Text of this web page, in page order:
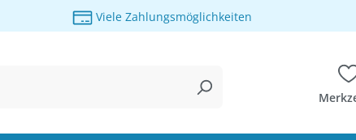
Viele Zahlungsmöglichkeiten